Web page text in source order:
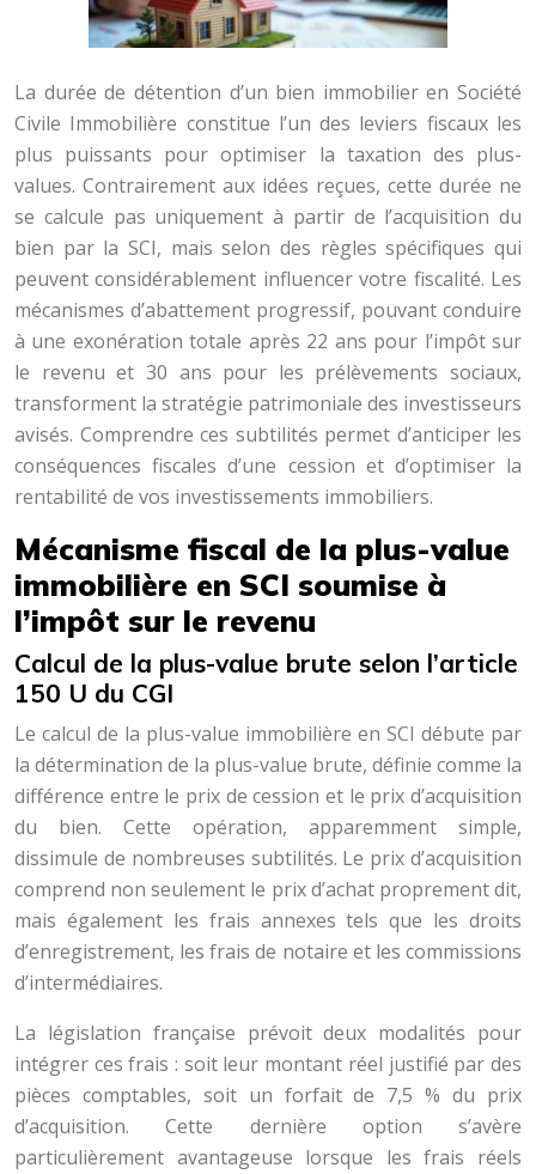
La durée de détention d’un bien immobilier en Société
Civile Immobilière constitue l’un des leviers fiscaux les
plus puissants pour optimiser la taxation des plus-
values. Contrairement aux idées reçues, cette durée ne
se calcule pas uniquement à partir de l’acquisition du
bien par la SCI, mais selon des règles spécifiques qui
peuvent considérablement influencer votre fiscalité. Les
mécanismes d’abattement progressif, pouvant conduire
à une exonération totale après 22 ans pour l’impôt sur
le revenu et 30 ans pour les prélèvements sociaux,
transforment la stratégie patrimoniale des investisseurs
avisés. Comprendre ces subtilités permet d’anticiper les
conséquences fiscales d’une cession et d’optimiser la
rentabilité de vos investissements immobiliers.
Mécanisme fiscal de la plus-value
immobilière en SCI soumise à
l’impôt sur le revenu
Calcul de la plus-value brute selon l’article
150 U du CGI
Le calcul de la plus-value immobilière en SCI débute par
la détermination de la plus-value brute, définie comme la
différence entre le prix de cession et le prix d’acquisition
du bien. Cette opération, apparemment simple,
dissimule de nombreuses subtilités. Le prix d’acquisition
comprend non seulement le prix d’achat proprement dit,
mais également les frais annexes tels que les droits
d’enregistrement, les frais de notaire et les commissions
d’intermédiaires.
La législation française prévoit deux modalités pour
intégrer ces frais : soit leur montant réel justifié par des
pièces comptables, soit un forfait de 7,5 % du prix
d’acquisition. Cette dernière option s’avère
particulièrement avantageuse lorsque les frais réels